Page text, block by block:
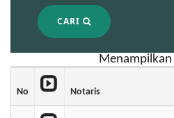
CARI
Menampilkan
No Notaris